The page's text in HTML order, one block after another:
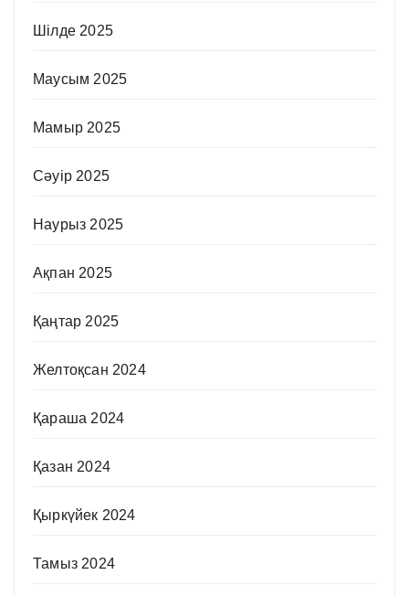
Шілде 2025
Маусым 2025
Мамыр 2025
Сәуір 2025
Наурыз 2025
Ақпан 2025
Қаңтар 2025
Желтоқсан 2024
Қараша 2024
Қазан 2024
Қыркүйек 2024
Тамыз 2024